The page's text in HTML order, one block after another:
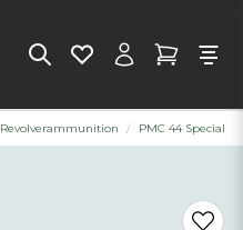
Revolverammunition PMC 44 Special